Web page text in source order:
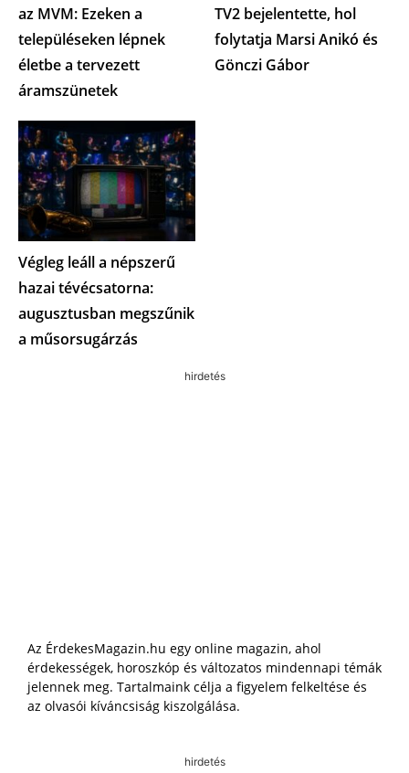
az MVM: Ezeken a
településeken lépnek
életbe a tervezett
áramszünetek
TV2 bejelentette, hol
folytatja Marsi Anikó és
Gönczi Gábor
Végleg leáll a népszerű
hazai tévécsatorna:
augusztusban megszűnik
a műsorsugárzás
hirdetés
Az ÉrdekesMagazin.hu egy online magazin, ahol
érdekességek, horoszkóp és változatos mindennapi témák
jelennek meg. Tartalmaink célja a figyelem felkeltése és
az olvasói kíváncsiság kiszolgálása.
hirdetés